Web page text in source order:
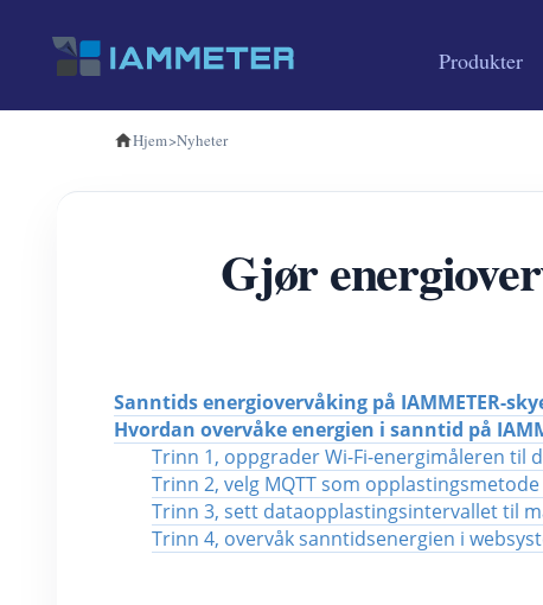
Produkter
Hjem>Nyheter
Gjør
Sanntids energiovervåking på IAMMETER-
Hvordan overvåke energien i sanntid på
Trinn 1, oppgrader Wi-Fi-energimåleren til
Trinn 2, velg MQTT som
Trinn 3, sett dataopplastingsintervallet til
Trinn 4, overvåk sanntidsenergien i